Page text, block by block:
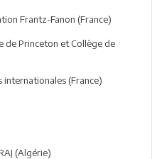
Frantz-Fanon (France)
de Princeton et Collège de
internationales (France)
(Algérie)